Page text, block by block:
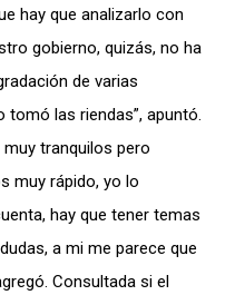
hay que analizarlo con
gobierno, quizás, no ha
de varias
las riendas”, apuntó.
tranquilos pero
muy rápido, yo lo
hay que tener temas
a mi me parece que
Consultada si el